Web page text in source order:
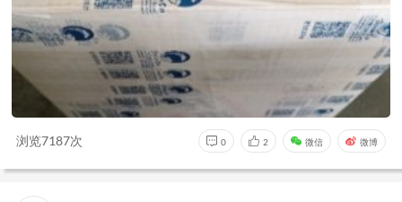
浏览7187次 0 2 微信 微博